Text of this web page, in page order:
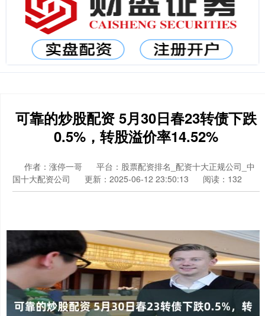
可靠的炒股配资 5月30日春23转债下跌
0.5%，转股溢价率14.52%
作者：涨停一哥
平台：股票配资排名_配资十大正规公司_中
国十大配资公司
更新：2025-06-12 23:50:13 阅读：132